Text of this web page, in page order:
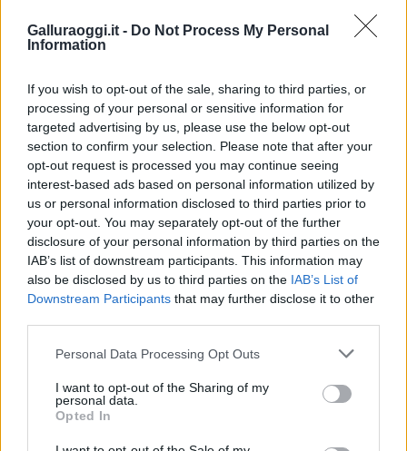
Galluraoggi.it - Do Not Process My Personal
Information
If you wish to opt-out of the sale, sharing to third parties, or
processing of your personal or sensitive information for
targeted advertising by us, please use the below opt-out
section to confirm your selection. Please note that after your
opt-out request is processed you may continue seeing
interest-based ads based on personal information utilized by
us or personal information disclosed to third parties prior to
your opt-out. You may separately opt-out of the further
disclosure of your personal information by third parties on the
IAB’s list of downstream participants. This information may
also be disclosed by us to third parties on the IAB’s List of
Downstream Participants that may further disclose it to other
Please note that this website/app uses one or more Google
not limited to your visit or usage behaviour. You may click to
grant or deny consent to Google and its third-party tags to
use your data for below specified purposes in below Google
consent section.
Personal Data Processing Opt Outs
I want to opt-out of the Sharing of my
personal data.
Opted In